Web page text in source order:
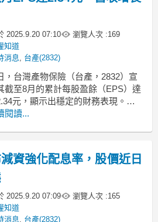
2025.9.20 07:10 瀏覽人次 :169
知道
消息, 台產(2832)
，台灣產物保險（台產，2832）宣
截至8月的累計每股盈餘（EPS）達
元，顯示出穩定的財務表現。台
8月的簽單保費收入達到新台幣7.02
面對市場挑戰時，依然能夠保持良
獲利能力。台產保費收入持續增長
閱讀...
資強化配息率，股價近日
2025.9.20 07:09 瀏覽人次 :165
知道
消息, 台產(2832)